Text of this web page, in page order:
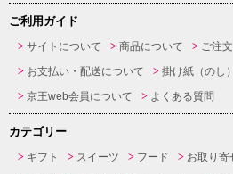
ご利用ガイド
サイトについて 商品について
ご注
お支払い・配送について
掛け紙（のし
京王web会員について
よくある質問
カテゴリー
ギフト スイーツ フード お取り寄